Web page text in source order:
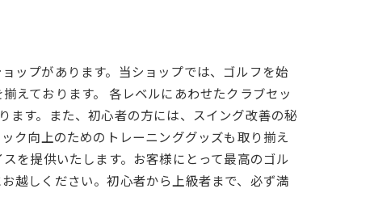
ップがあります。当ショップでは、ゴルフを始
えております。 各レベルにあわせたクラブセッ
ます。また、初心者の方には、スイング改善の秘
ク向上のためのトレーニンググッズも取り揃え
を提供いたします。お客様にとって最高のゴル
越しください。初心者から上級者まで、必ず満